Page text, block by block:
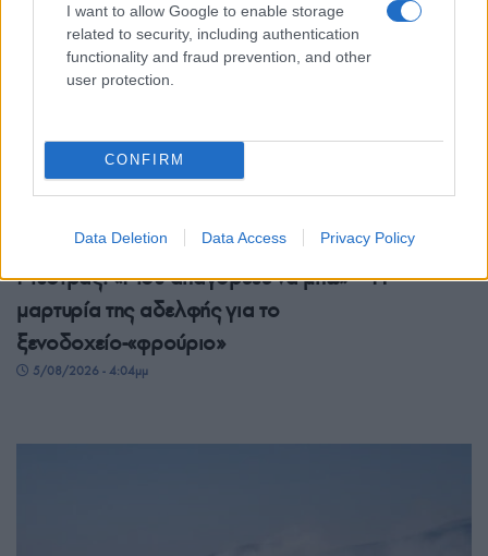
I want to allow Google to enable storage
related to security, including authentication
functionality and fraud prevention, and other
user protection.
CONFIRM
Data Deletion Data Access Privacy Policy
ΕΛΛΑΔΑ
Μυστράς: «Μου απαγόρευε να μπω» – Η
μαρτυρία της αδελφής για το
ξενοδοχείο-«φρούριο»
5/08/2026 - 4:04μμ